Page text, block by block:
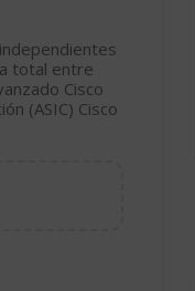
total entre
Cisco
(ASIC) Cisco